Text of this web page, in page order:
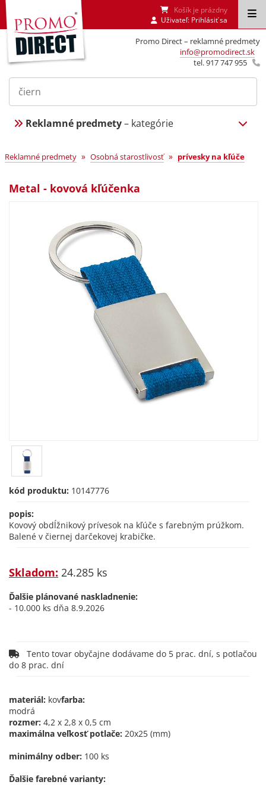
Promo Direct – reklamné predmety
info@promodirect.sk
tel. 917 747 955
Košík je prázdny
Uživateľ: Prihlásiť sa
Reklamné predmety– kategórie
Reklamné predmety » Osobná starostlivosť» prívesky na kľúče
Metal - kovová kľúčenka
kód produktu: 10147776
popis:
Kovový obdĺžnikový prívesok na kľúče s farebným prúžkom.
Balené v čiernej darčekovej krabičke.
Skladom: 24.285 ks
Ďalšie plánované naskladnenie:
- 10.000 ks dňa 8.9.2026
Tento tovar obyčajne dodávame do 5 prac. dní, s potlačou
do 8 prac. dní
materiál: kovfarba:
modrá
rozmer: 4,2 x 2,8 x 0,5 cm
maximálna veľkosť potlače: 20x25 (mm)
minimálny odber: 100 ks
Ďalšie farebné varianty: